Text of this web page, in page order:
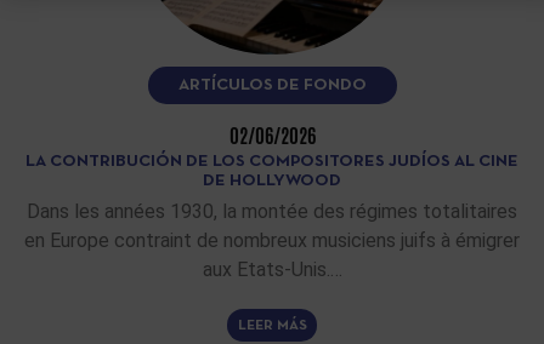
ARTÍCULOS DE FONDO
02/06/2026
LA CONTRIBUCIÓN DE LOS COMPOSITORES JUDÍOS AL CINE
DE HOLLYWOOD
Dans les années 1930, la montée des régimes totalitaires
en Europe contraint de nombreux musiciens juifs à émigrer
aux Etats-Unis.…
LEER MÁS